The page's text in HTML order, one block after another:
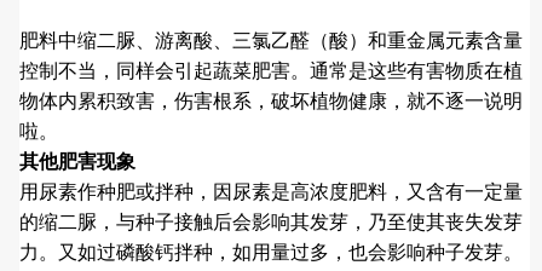
肥料中缩二脲、游离酸、三氯乙醛（酸）和重金属元素含量
控制不当，同样会引起蔬菜肥害。通常是这些有害物质在植
物体内累积致害，伤害根系，破坏植物健康，就不逐一说明
啦。
其他肥害现象
用尿素作种肥或拌种，因尿素是高浓度肥料，又含有一定量
的缩二脲，与种子接触后会影响其发芽，乃至使其丧失发芽
力。又如过磷酸钙拌种，如用量过多，也会影响种子发芽。